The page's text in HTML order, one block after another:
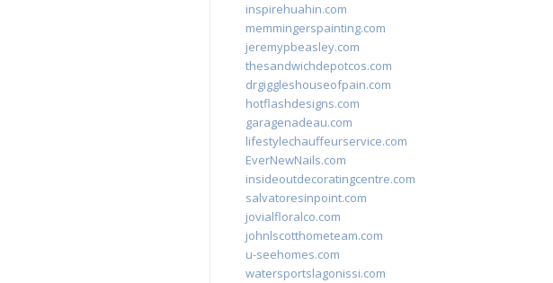
inspirehuahin.com
memmingerspainting.com
jeremypbeasley.com
thesandwichdepotcos.com
drgiggleshouseofpain.com
hotflashdesigns.com
garagenadeau.com
lifestylechauffeurservice.com
EverNewNails.com
insideoutdecoratingcentre.com
salvatoresinpoint.com
jovialfloralco.com
johnlscotthometeam.com
u-seehomes.com
watersportslagonissi.com